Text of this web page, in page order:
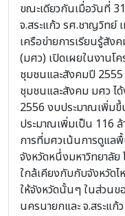
ขณะเดียวกันเมื่อวันที่
จ.สระแก้ว รศ.ชาญวิทย์
เครือข่ายการเรียนรู้สั
(มศว) เปิดเผยในงานโ
ชุมชนและสังคมปี 2555
ชุมชนและสังคม มศว ไ
2556 งบประมาณเพิ่ม
ประมาณเพิ่มเป็น 116
การที่มศวเน้นการดูแล
จังหวัดหนึ่งมหาวิทยาลั
ใกล้เคียงกับกับจังหวัด
ให้จังหวัดนั้นๆ ในส่วน
นครนายกและ จ.สระแก้ว